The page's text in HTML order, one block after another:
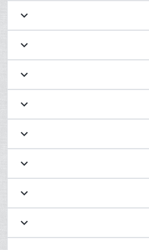
keyboard_arrow_down
keyboard_arrow_down
keyboard_arrow_down
keyboard_arrow_down
keyboard_arrow_down
keyboard_arrow_down
keyboard_arrow_down
keyboard_arrow_down